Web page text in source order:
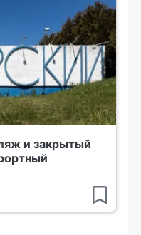
и закрытый